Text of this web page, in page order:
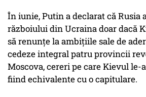
În iunie, Putin a declarat că Rusia
războiului din Ucraina doar dacă
să renunțe la ambițiile sale de
cedeze integral patru provincii
Moscova, cereri pe care Kievul le-
fiind echivalente cu o capitulare.